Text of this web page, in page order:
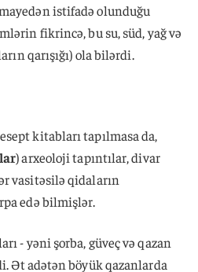
mayedən istifadə olunduğu
fikrincə, bu su, süd, yağ və
qarışığı) ola bilərdi.
kitabları tapılmasa da,
) arxeoloji tapıntılar, divar
vasitəsilə qidaların
edə bilmişlər.
- yəni şorba, güveç və qazan
Ət adətən böyük qazanlarda